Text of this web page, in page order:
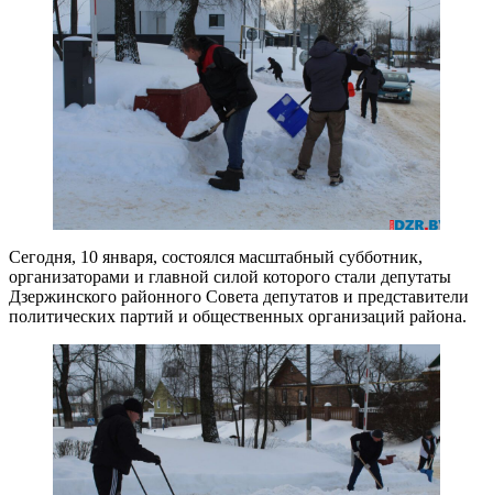
Сегодня, 10 января, состоялся масштабный субботник,
организаторами и главной силой которого стали депутаты
Дзержинского районного Совета депутатов и представители
политических партий и общественных организаций района.